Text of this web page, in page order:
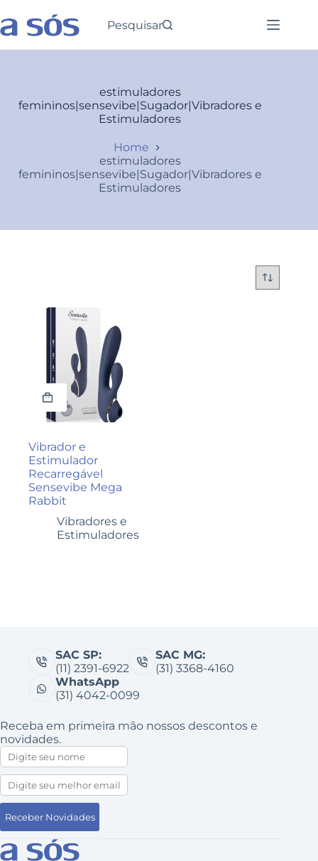
Pesquisar
estimuladores
femininos|sensevibe|Sugador|Vibradores e
Estimuladores
Home
estimuladores
femininos|sensevibe|Sugador|Vibradores e
Estimuladores
Vibrador e
Estimulador
Recarregável
Sensevibe Mega
Rabbit
Vibradores e
Estimuladores
SAC SP:
(11) 2391-6922
SAC MG:
(31) 3368-4160
WhatsApp
(31) 4042-0099
Receba em primeira mão nossos descontos e
novidades.